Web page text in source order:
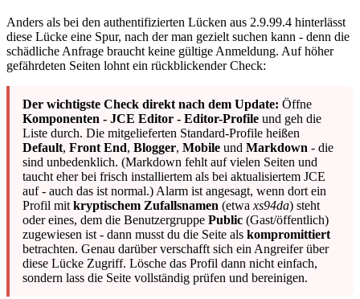
Anders als bei den authentifizierten Lücken aus 2.9.99.4 hinterlässt
diese Lücke eine Spur, nach der man gezielt suchen kann - denn die
schädliche Anfrage braucht keine gültige Anmeldung. Auf höher
gefährdeten Seiten lohnt ein rückblickender Check:
Der wichtigste Check direkt nach dem Update: Öffne
Komponenten - JCE Editor - Editor-Profile und geh die
Liste durch. Die mitgelieferten Standard-Profile heißen
Default, Front End, Blogger, Mobile und Markdown - die
sind unbedenklich. (Markdown fehlt auf vielen Seiten und
taucht eher bei frisch installiertem als bei aktualisiertem JCE
auf - auch das ist normal.) Alarm ist angesagt, wenn dort ein
Profil mit kryptischem Zufallsnamen (etwa xs94da) steht
oder eines, dem die Benutzergruppe Public (Gast/öffentlich)
zugewiesen ist - dann musst du die Seite als kompromittiert
betrachten. Genau darüber verschafft sich ein Angreifer über
diese Lücke Zugriff. Lösche das Profil dann nicht einfach,
sondern lass die Seite vollständig prüfen und bereinigen.